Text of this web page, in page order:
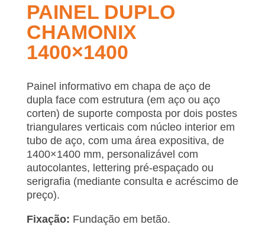
PAINEL DUPLO
CHAMONIX
1400×1400
Painel informativo em chapa de aço de
dupla face com estrutura (em aço ou aço
corten) de suporte composta por dois postes
triangulares verticais com núcleo interior em
tubo de aço, com uma área expositiva, de
1400×1400 mm, personalizável com
autocolantes, lettering pré-espaçado ou
serigrafia (mediante consulta e acréscimo de
preço).
Fixação: Fundação em betão.